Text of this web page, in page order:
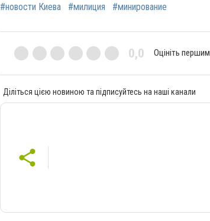
#новости Киева #милиция #минирование
0,0 Оцініть першим
Діліться цією новиною та підписуйтесь на наші канали